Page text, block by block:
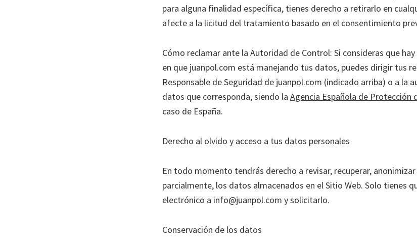
para alguna finalidad específica, tienes derecho a retirarlo en
afecte a la licitud del tratamiento basado en el consentimiento
Cómo reclamar ante la Autoridad de Control: Si consideras que
en que juanpol.com está manejando tus datos, puedes dirigir tus
Responsable de Seguridad de juanpol.com (indicado arriba) o a la
datos que corresponda, siendo la Agencia Española de Protección
caso de España.
Derecho al olvido y acceso a tus datos personales
En todo momento tendrás derecho a revisar, recuperar,
parcialmente, los datos almacenados en el Sitio Web. Solo tienes
electrónico a info@juanpol.com y solicitarlo.
Conservación de los datos